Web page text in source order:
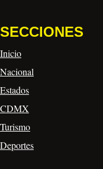
SECCIONES
Inicio
Nacional
Estados
CDMX
Turismo
Deportes